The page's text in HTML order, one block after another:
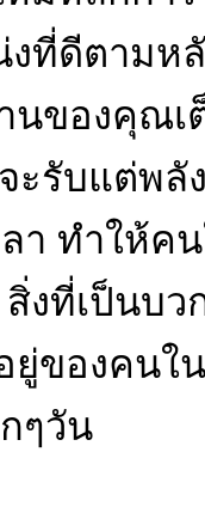
งที่ดีตามห
นของคุณเ
ะรับแต่พลั
ลา ทำให้ค
งที่เป็นบว
ยู่ของคนใ
ๆวัน